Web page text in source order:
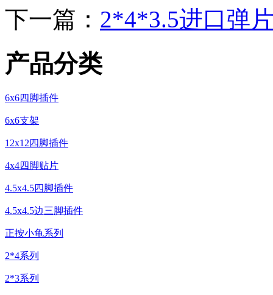
下一篇： 2*4*3.5进口弹
产品分类
6x6四脚插件
6x6支架
12x12四脚插件
4x4四脚贴片
4.5x4.5四脚插件
4.5x4.5边三脚插件
正按小龟系列
2*4系列
2*3系列